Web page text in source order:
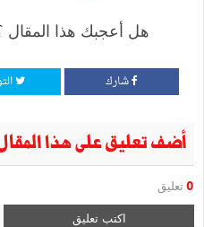
هل أعجبك هذا
شارك
أضف تعليق على هذا
0 تعليق
اكتب تعليق